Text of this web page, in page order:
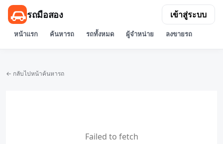
รถมือสอง
หน้าแรก ค้นหารถ รถทั้งหมด ผู้จำหน่าย ลงขายรถ
เข้าสู่ระบบ
← กลับไปหน้าค้นหารถ
Failed to fetch